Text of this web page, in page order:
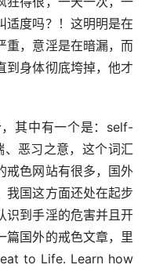
适度吗？！这明明是在
重，意淫是在暗漏，而
到身体彻底垮掉，他才
其中有一个是：self-
恶习之意，这个词汇
戒色网站有很多，国外
我国这方面还处在起步
识到手淫的危害并且开
篇国外的戒色文章，里
to Life. Learn how